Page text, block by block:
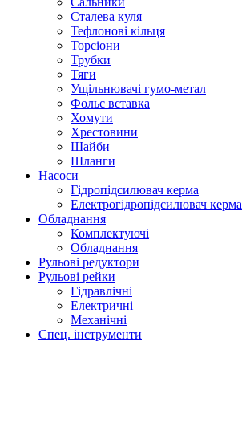
Сталева куля
Тефлонові кільця
Торсіони
Трубки
Тяги
Ущільнювачі гумо-метал
Фольє вставка
Хомути
Хрестовини
Шайби
Шланги
Насоси
Гідропідсилювач керма
Електрогідропідсилювач керма
Обладнання
Комплектуючі
Обладнання
Рульові редуктори
Рульові рейки
Гідравлічні
Електричні
Механічні
Спец. інструменти